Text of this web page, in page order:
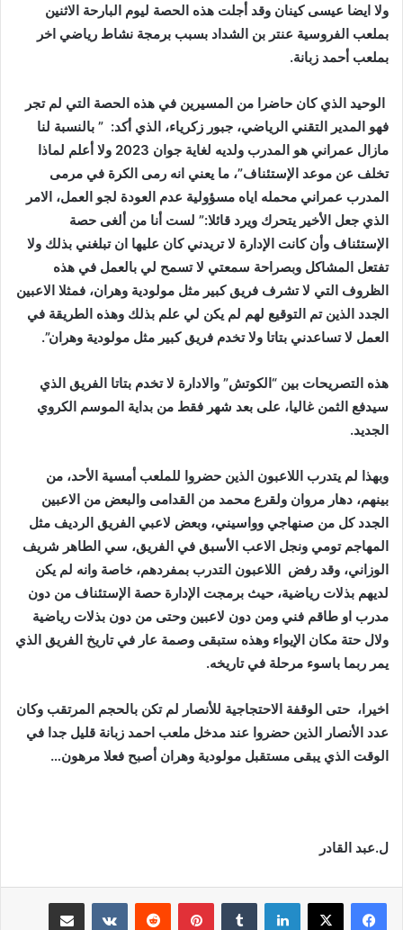
ولا ايضا عيسى كينان وقد أجلت هذه الحصة ليوم البارحة الاثنين
بملعب الفروسية عنتر بن الشداد بسبب برمجة نشاط رياضي اخر
بملعب أحمد زبانة.
الوحيد الذي كان حاضرا من المسيرين في هذه الحصة التي لم تجر
فهو المدير التقني الرياضي، جبور زكرياء، الذي أكد: ” بالنسبة لنا
مازال عمراني هو المدرب ولديه لغاية جوان 2023 ولا أعلم لماذا
تخلف عن موعد الإستئناف”، ما يعني انه رمى الكرة في مرمى
المدرب عمراني محمله اياه مسؤولية عدم العودة لجو العمل، الامر
الذي جعل الأخير يتحرك ويرد قائلا:” لست أنا من ألغى حصة
الإستئناف وأن كانت الإدارة لا تريدني كان عليها ان تبلغني بذلك ولا
تفتعل المشاكل وبصراحة سمعتي لا تسمح لي بالعمل في هذه
الظروف التي لا تشرف فريق كبير مثل مولودية وهران، فمثلا الاعبين
الجدد الذين تم التوقيع لهم لم يكن لي علم بذلك وهذه الطريقة في
العمل لا تساعدني بتاتا ولا تخدم فريق كبير مثل مولودية وهران”.
هذه التصريحات بين “الكوتش” والادارة لا تخدم بتاتا الفريق الذي
سيدفع الثمن غاليا، على بعد شهر فقط من بداية الموسم الكروي
الجديد.
وبهذا لم يتدرب اللاعبون الذين حضروا للملعب أمسية الأحد، من
بينهم، دهار مروان ولقرع محمد من القدامى والبعض من الاعبين
الجدد كل من صنهاجي وواسيني، وبعض لاعبي الفريق الرديف مثل
المهاجم تومي ونجل الاعب الأسبق في الفريق، سي الطاهر شريف
الوزاني، وقد رفض اللاعبون التدرب بمفردهم، خاصة وانه لم يكن
لديهم بذلات رياضية، حيث برمجت الإدارة حصة الإستئناف من دون
مدرب او طاقم فني ومن دون لاعبين وحتى من دون بذلات رياضية
ولال حتة مكان الإيواء وهذه ستبقى وصمة عار في تاريخ الفريق الذي
يمر ربما باسوء مرحلة في تاريخه.
اخيرا، حتى الوقفة الاحتجاجية للأنصار لم تكن بالحجم المرتقب وكان
عدد الأنصار الذين حضروا عند مدخل ملعب احمد زبانة قليل جدا في
الوقت الذي يبقى مستقبل مولودية وهران أصبح فعلا مرهون…
ل.عبد القادر
لينكدإن بينتيريست